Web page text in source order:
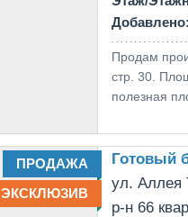
Продам
стр. 30.
полезная
ПРОДАЖА
ЭКСКЛЮЗИВ
Готовый
ул. Аллея
р-н 66